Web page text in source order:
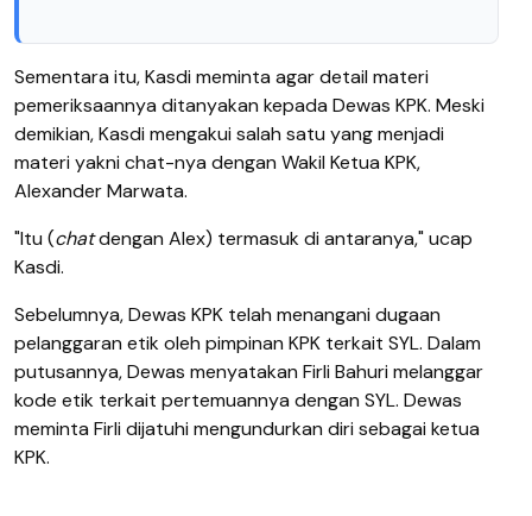
Sementara itu, Kasdi meminta agar detail materi
pemeriksaannya ditanyakan kepada Dewas KPK. Meski
demikian, Kasdi mengakui salah satu yang menjadi
materi yakni chat-nya dengan Wakil Ketua KPK,
Alexander Marwata.
"Itu (chatdengan Alex) termasuk di antaranya," ucap
Kasdi.
Sebelumnya, Dewas KPK telah menangani dugaan
pelanggaran etik oleh pimpinan KPK terkait SYL. Dalam
putusannya, Dewas menyatakan Firli Bahuri melanggar
kode etik terkait pertemuannya dengan SYL. Dewas
meminta Firli dijatuhi mengundurkan diri sebagai ketua
KPK.